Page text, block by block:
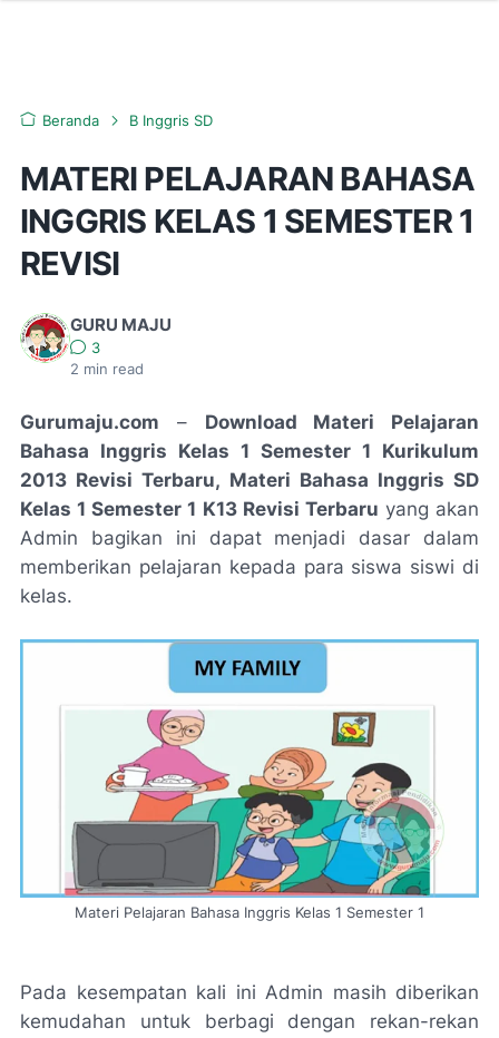
Beranda B Inggris SD
MATERI PELAJARAN BAHASA
INGGRIS KELAS 1 SEMESTER 1
REVISI
GURU MAJU
3
2 min read
Gurumaju.com – Download Materi Pelajaran
Bahasa Inggris Kelas 1 Semester 1 Kurikulum
2013 Revisi Terbaru, Materi Bahasa Inggris SD
Kelas 1 Semester 1 K13 Revisi Terbaru yang akan
Admin bagikan ini dapat menjadi dasar dalam
memberikan pelajaran kepada para siswa siswi di
kelas.
Materi Pelajaran Bahasa Inggris Kelas 1 Semester 1
Pada kesempatan kali ini Admin masih diberikan
kemudahan untuk berbagi dengan rekan-rekan